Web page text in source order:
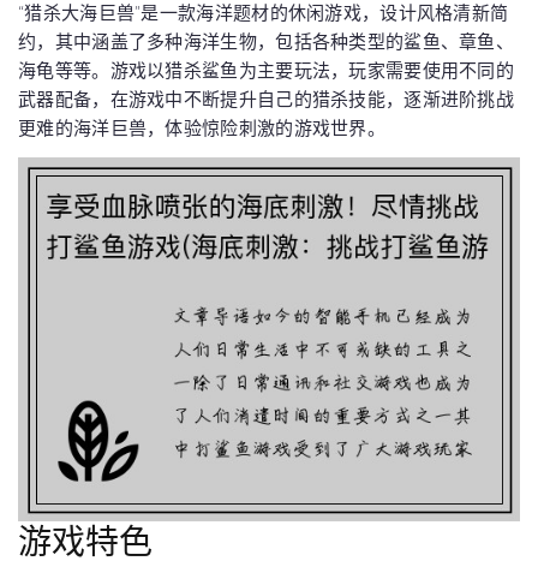
“猎杀大海巨兽”是一款海洋题材的休闲游戏，设计风格清新简
约，其中涵盖了多种海洋生物，包括各种类型的鲨鱼、章鱼、
海龟等等。游戏以猎杀鲨鱼为主要玩法，玩家需要使用不同的
武器配备，在游戏中不断提升自己的猎杀技能，逐渐进阶挑战
更难的海洋巨兽，体验惊险刺激的游戏世界。
游戏特色